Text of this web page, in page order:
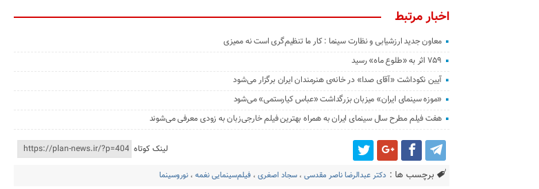
اخبار مرتبط
معاون جدید ارزشیابی و نظارت سینما : کار ما تنظیم‌گری است نه ممیزی
۷۵۹ اثر به «طلوع ماه» رسید
آیین نکوداشت «آقای صدا» در خانه‌ی هنرمندان ایران برگزار می‌شود
«موزه سینمای ایران» میزبان بزرگداشت «عباس کیارستمی» می‌شود
هفت فیلم مطرح سال سینمای ایران به همراه بهترین فیلم خارجی‌زبان به زودی معرفی می‌شوند
لینک کوتاه
برچسب ها : دکتر عبدالرضا ناصر مقدسی ، سجاد اصغری ، فیلم‌سینمایی نغمه ، نوروسینما